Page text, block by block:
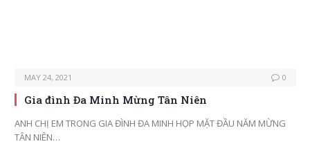
MAY 24, 2021 0
Gia đình Đa Minh Mừng Tân Niên
ANH CHỊ EM TRONG GIA ĐÌNH ĐA MINH HỌP MẶT ĐẦU NĂM MỪNG
TÂN NIÊN…